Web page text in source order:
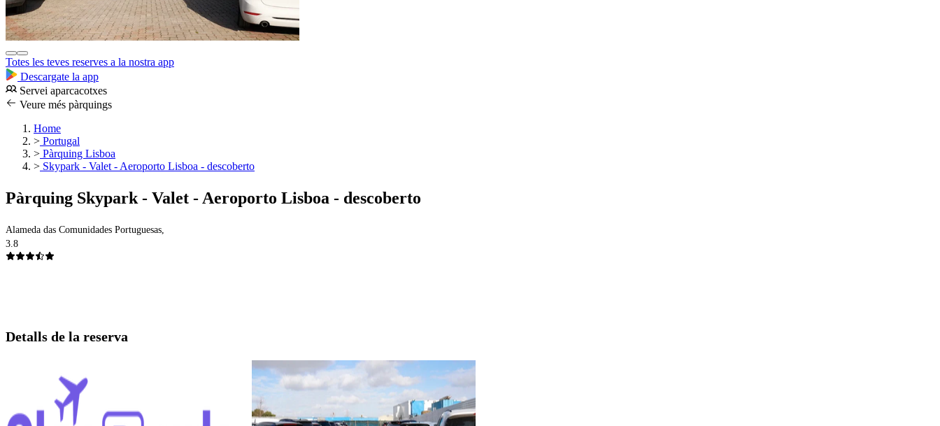
Totes les teves reserves a la nostra app
Descargate la app
Servei aparcacotxes
Veure més pàrquings
Home
> Portugal
> Pàrquing Lisboa
> Skypark - Valet - Aeroporto Lisboa - descoberto
Pàrquing Skypark - Valet - Aeroporto Lisboa - descoberto
Alameda das Comunidades Portuguesas,
3.8
Detalls de la reserva